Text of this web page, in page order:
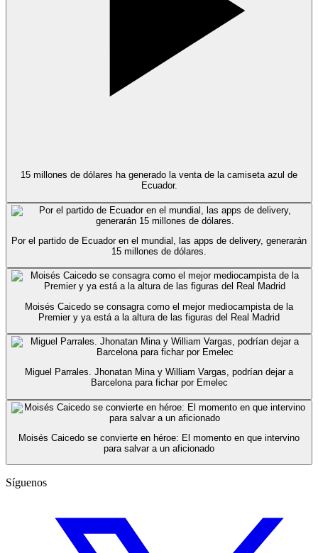
15 millones de dólares ha generado la venta de la camiseta azul de
Ecuador.
Por el partido de Ecuador en el mundial, las apps de delivery, generarán
15 millones de dólares.
Moisés Caicedo se consagra como el mejor mediocampista de la
Premier y ya está a la altura de las figuras del Real Madrid
Miguel Parrales. Jhonatan Mina y William Vargas, podrían dejar a
Barcelona para fichar por Emelec
Moisés Caicedo se convierte en héroe: El momento en que intervino
para salvar a un aficionado
Síguenos